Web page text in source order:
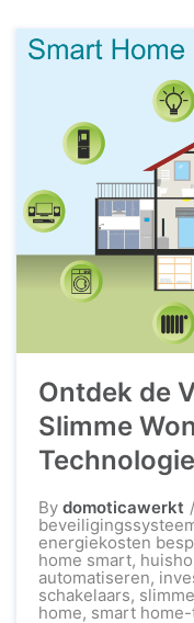
Ontdek de
Slimme
By domoticawerkt
energiekosten
home smart,
automatiseren,
schakelaars,
home, smart